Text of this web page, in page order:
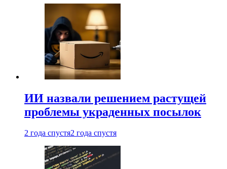
ИИ назвали решением растущей
проблемы украденных посылок
2 года спустя2 года спустя